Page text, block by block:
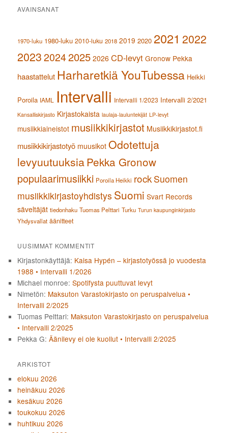
AVAINSANAT
1970-luku 1980-luku 2010-luku 2018 2019 2020 2021 2022
202320242025 2026 CD-levyt Gronow Pekka
haastattelut Harharetkiä YouTubessa Heikki
Poroila IAML Intervalli Intervalli 1/2023 Intervalli 2/2021
Kansalliskirjasto Kirjastokaista laulaja-lauluntekijät LP-levyt
musiikkiaineistot musiikkikirjastot Musiikkikirjastot.fi
musiikkikirjastotyö muusikot Odotettuja
levyuutuuksiaPekka Gronow
populaarimusiikki Poroila Heikki rockSuomen
musiikkikirjastoyhdistys Suomi Svart Records
säveltäjät tiedonhaku Tuomas Pelttari Turku Turun kaupunginkirjasto
Yhdysvallat äänitteet
UUSIMMAT KOMMENTIT
Kirjastonkäyttäjä: Kaisa Hypén – kirjastotyössä jo vuodesta
1988 • Intervalli 1/2026
Michael monroe:Spotifysta puuttuvat levyt
Nimetön: Maksuton Varastokirjasto on peruspalvelua •
Intervalli 2/2025
Tuomas Pelttari: Maksuton Varastokirjasto on peruspalvelua
• Intervalli 2/2025
Pekka G:Äänilevy ei ole kuollut • Intervalli 2/2025
ARKISTOT
elokuu 2026
heinäkuu 2026
kesäkuu 2026
toukokuu 2026
huhtikuu 2026